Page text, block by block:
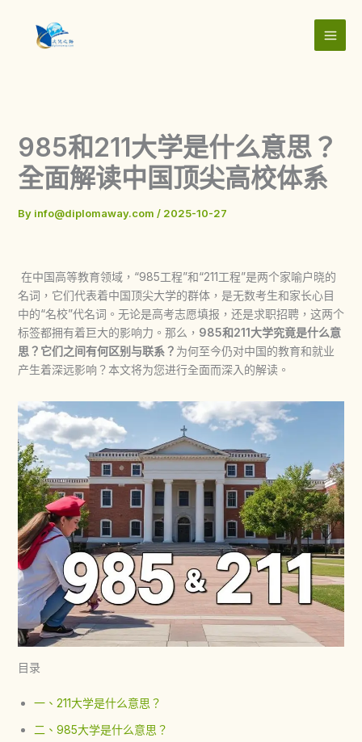
content
985和211大学是什么意思？
全面解读中国顶尖高校体系
By info@diplomaway.com / 2025-10-27
在中国高等教育领域，“985工程”和“211工程”是两个家喻户晓的
名词，它们代表着中国顶尖大学的群体，是无数考生和家长心目
中的“名校”代名词。无论是高考志愿填报，还是求职招聘，这两个
标签都拥有着巨大的影响力。那么， 985和211大学究竟是什么意
思？它们之间有何区别与联系？ 为何至今仍对中国的教育和就业
产生着深远影响？本文将为您进行全面而深入的解读。
目录
一、211大学是什么意思？
二、985大学是什么意思？